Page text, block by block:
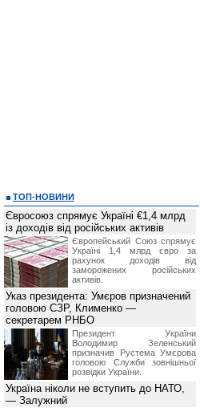
ТОП-НОВИНИ
Євросоюз спрямує Україні €1,4 млрд
із доходів від російських активів
Європейський Союз спрямує
Україні 1,4 млрд євро за
рахунок доходів від
заморожених російських
активів.
Указ президента: Умєров призначений
головою СЗР, Клименко —
секретарем РНБО
Президент України
Володимир Зеленський
призначив Pустема Умєрова
головою Служби зовнішньої
розвідки України.
Україна ніколи не вступить до НАТО,
— Залужний